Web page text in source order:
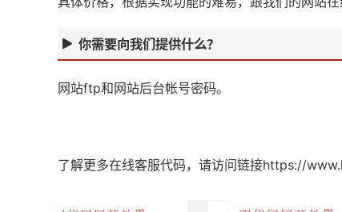
你需要向我们提供什么？
网站ftp和网站后台帐号密码。
了解更多在线客服代码，请访问链接https://